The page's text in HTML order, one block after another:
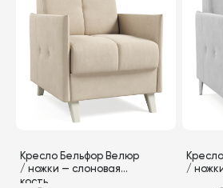
Кресло Бельфор Велюр
/ ножки — слоновая
кость
/